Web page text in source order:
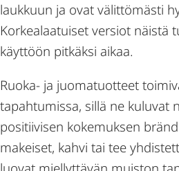
laukkuun ja ovat välittömästi
Korkealaatuiset versiot näistä
käyttöön pitkäksi aikaa.
Ruoka- ja juomatuotteet
tapahtumissa, sillä ne kuluvat
positiivisen kokemuksen
makeiset, kahvi tai tee